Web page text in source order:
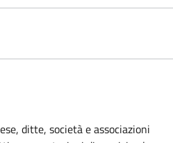
ditte, società e associazioni